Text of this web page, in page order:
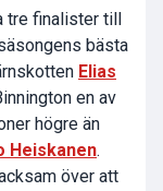
tre finalister till
bästa
Elias
en av
högre än
Heiskanen.
över att